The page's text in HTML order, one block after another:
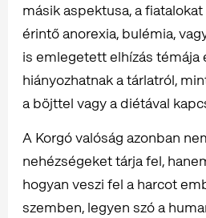
másik aspektusa, a
érintő anorexia, bulémia,
is emlegetett elhízás témája
hiányozhatnak a tárlatról,
a böjttel vagy a diétával
A Korgó valóság azonban
nehézségeket tárja fel,
hogyan veszi fel a harcot
szemben, legyen szó a